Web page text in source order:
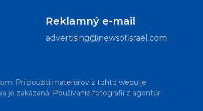
Reklamný e-mail
advertising@newsofisrael.com
Pri použití materiálov z tohto webu je
je zakázaná. Používanie fotografií z agentúr